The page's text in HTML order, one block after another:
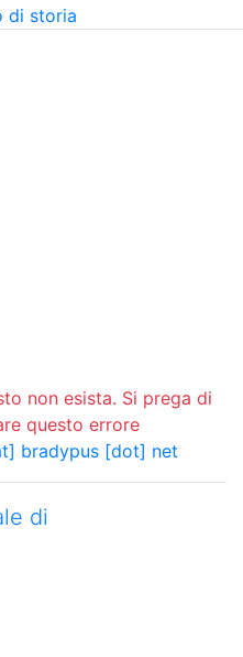
non esista. Si prega di
questo errore
bradypus [dot] net
di